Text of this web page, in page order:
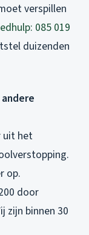
verspillen
085 019
duizenden
uit het
op.
door
zijn binnen 30